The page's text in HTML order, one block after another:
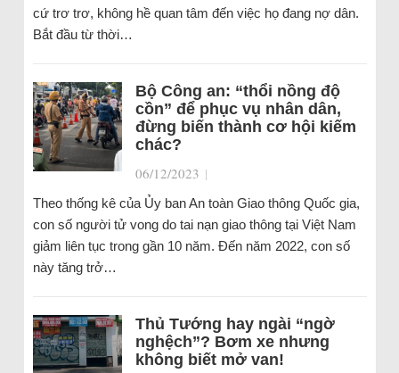
cứ trơ trơ, không hề quan tâm đến việc họ đang nợ dân.
Bắt đầu từ thời…
Bộ Công an: “thổi nồng độ
cồn” để phục vụ nhân dân,
đừng biến thành cơ hội kiếm
chác?
06/12/2023 |
Theo thống kê của Ủy ban An toàn Giao thông Quốc gia,
con số người tử vong do tai nạn giao thông tại Việt Nam
giảm liên tục trong gần 10 năm. Đến năm 2022, con số
này tăng trở…
Thủ Tướng hay ngài “ngờ
nghệch”? Bơm xe nhưng
không biết mở van!